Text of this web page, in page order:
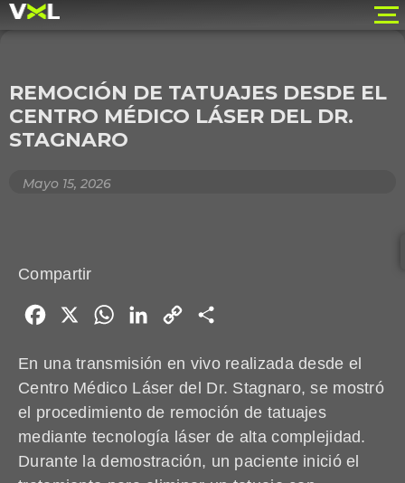
REMOCIÓN DE TATUAJES DESDE EL
CENTRO MÉDICO LÁSER DEL DR.
STAGNARO
Mayo 15, 2026
Compartir
Facebook WhatsAppLinkedIn
Copy
En una transmisión en vivo realizada desde el
Centro Médico Láser del Dr. Stagnaro, se mostró
el procedimiento de remoción de tatuajes
mediante tecnología láser de alta complejidad.
Durante la demostración, un paciente inició el